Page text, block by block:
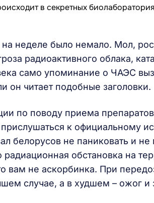
неделе было немало. Мол,
радиоактивного облака,
само упоминание о ЧАЭС
он читает подобные заголовки.
по поводу приема
к официальному
белорусов не паниковать и не
обстановка на
вам не аскорбинка. При
случае, а в худшем – ожог и